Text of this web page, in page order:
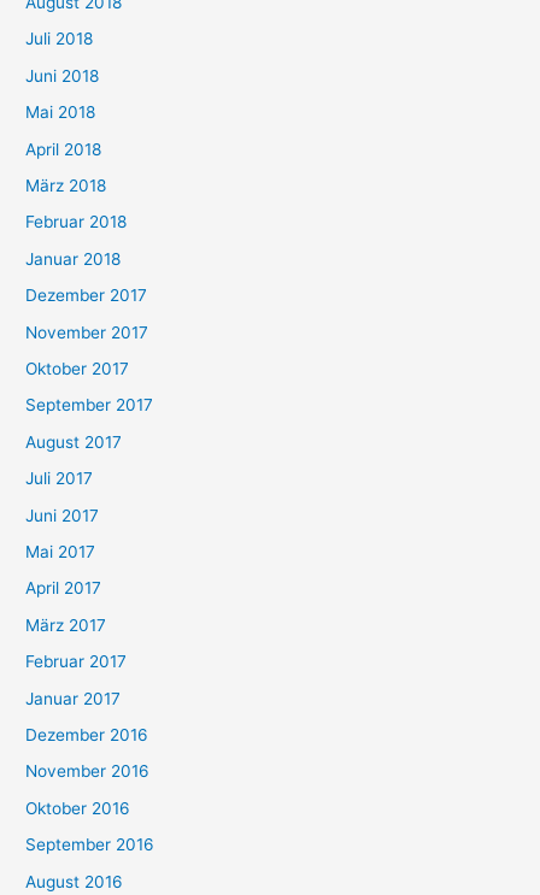
Juli 2018
Juni 2018
Mai 2018
April 2018
März 2018
Februar 2018
Januar 2018
Dezember 2017
November 2017
Oktober 2017
September 2017
August 2017
Juli 2017
Juni 2017
Mai 2017
April 2017
März 2017
Februar 2017
Januar 2017
Dezember 2016
November 2016
Oktober 2016
September 2016
August 2016